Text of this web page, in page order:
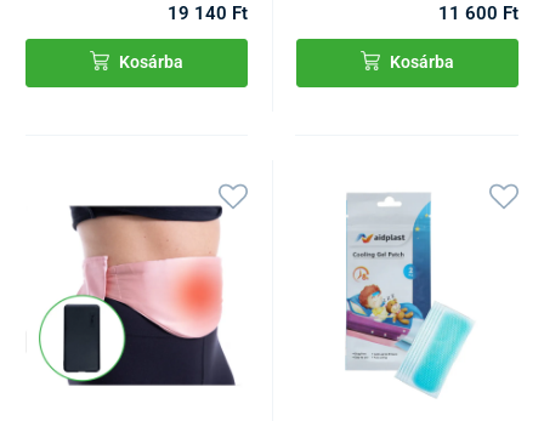
19 140 Ft
Kosárba
11 600 Ft
Kosárba